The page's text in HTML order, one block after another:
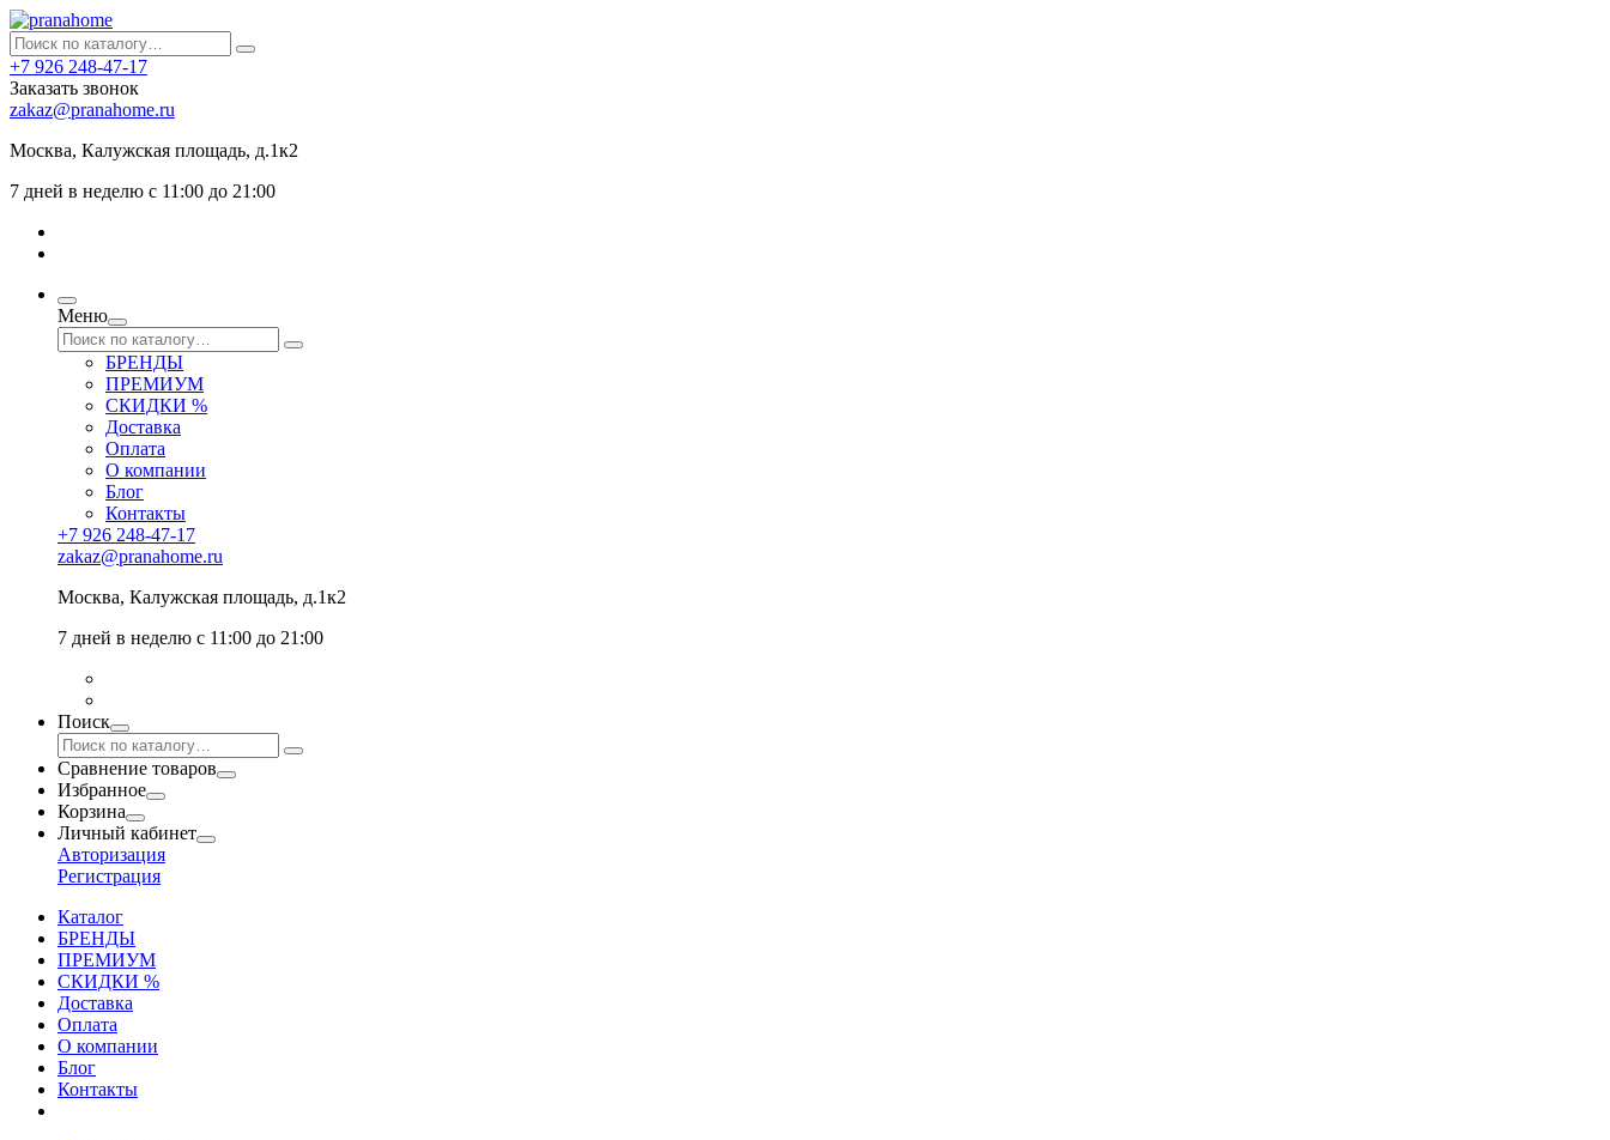
+7 926 248-47-17
Заказать звонок
zakaz@pranahome.ru
Москва, Калужская площадь, д.1к2
7 дней в неделю с 11:00 до 21:00
Меню
БРЕНДЫ
ПРЕМИУМ
СКИДКИ %
Доставка
Оплата
О компании
Блог
Контакты
+7 926 248-47-17
zakaz@pranahome.ru
Москва, Калужская площадь, д.1к2
7 дней в неделю с 11:00 до 21:00
Поиск
Сравнение товаров
Избранное
Корзина
Личный кабинет
Авторизация
Регистрация
Каталог
БРЕНДЫ
ПРЕМИУМ
СКИДКИ %
Доставка
Оплата
О компании
Блог
Контакты